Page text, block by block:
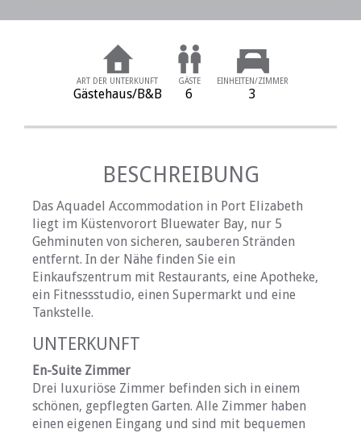
ART DER UNTERKUNFT
Gästehaus/B&B
GÄSTE
6
EINHEITEN/ZIMMER
3
BESCHREIBUNG
Das Aquadel Accommodation in Port Elizabeth
liegt im Küstenvorort Bluewater Bay, nur 5
Gehminuten von sicheren, sauberen Stränden
entfernt. In der Nähe finden Sie ein
Einkaufszentrum mit Restaurants, eine Apotheke,
ein Fitnessstudio, einen Supermarkt und eine
Tankstelle.
UNTERKUNFT
En-Suite Zimmer
Drei luxuriöse Zimmer befinden sich in einem
schönen, gepflegten Garten. Alle Zimmer haben
einen eigenen Eingang und sind mit bequemen